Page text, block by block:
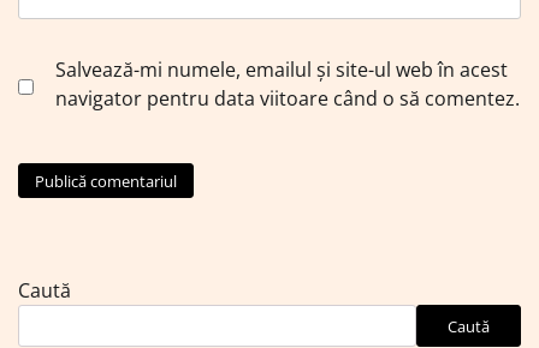
Salvează-mi numele, emailul și site-ul web în acest
navigator pentru data viitoare când o să comentez.
Caută
Caută